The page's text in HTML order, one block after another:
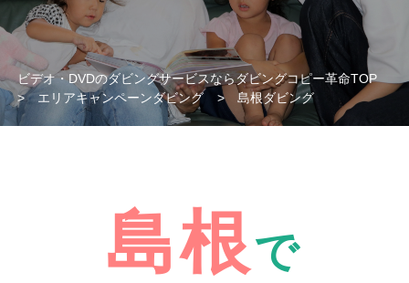
ビデオ・DVDのダビングサービスならダビングコピー革命TOP
> エリアキャンペーンダビング >島根ダビング
島根で